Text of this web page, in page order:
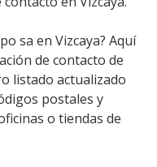
sa en Vizcaya? Aquí
de contacto de
listado actualizado
postales y
o tiendas de